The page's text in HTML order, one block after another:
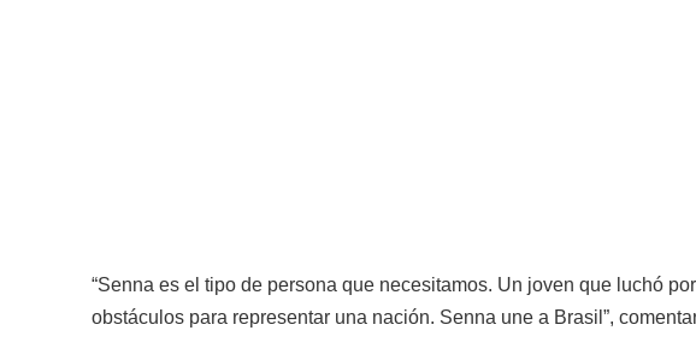
“Senna es el tipo de persona que necesitamos. Un joven que luchó
obstáculos para representar una nación. Senna une a Brasil”,